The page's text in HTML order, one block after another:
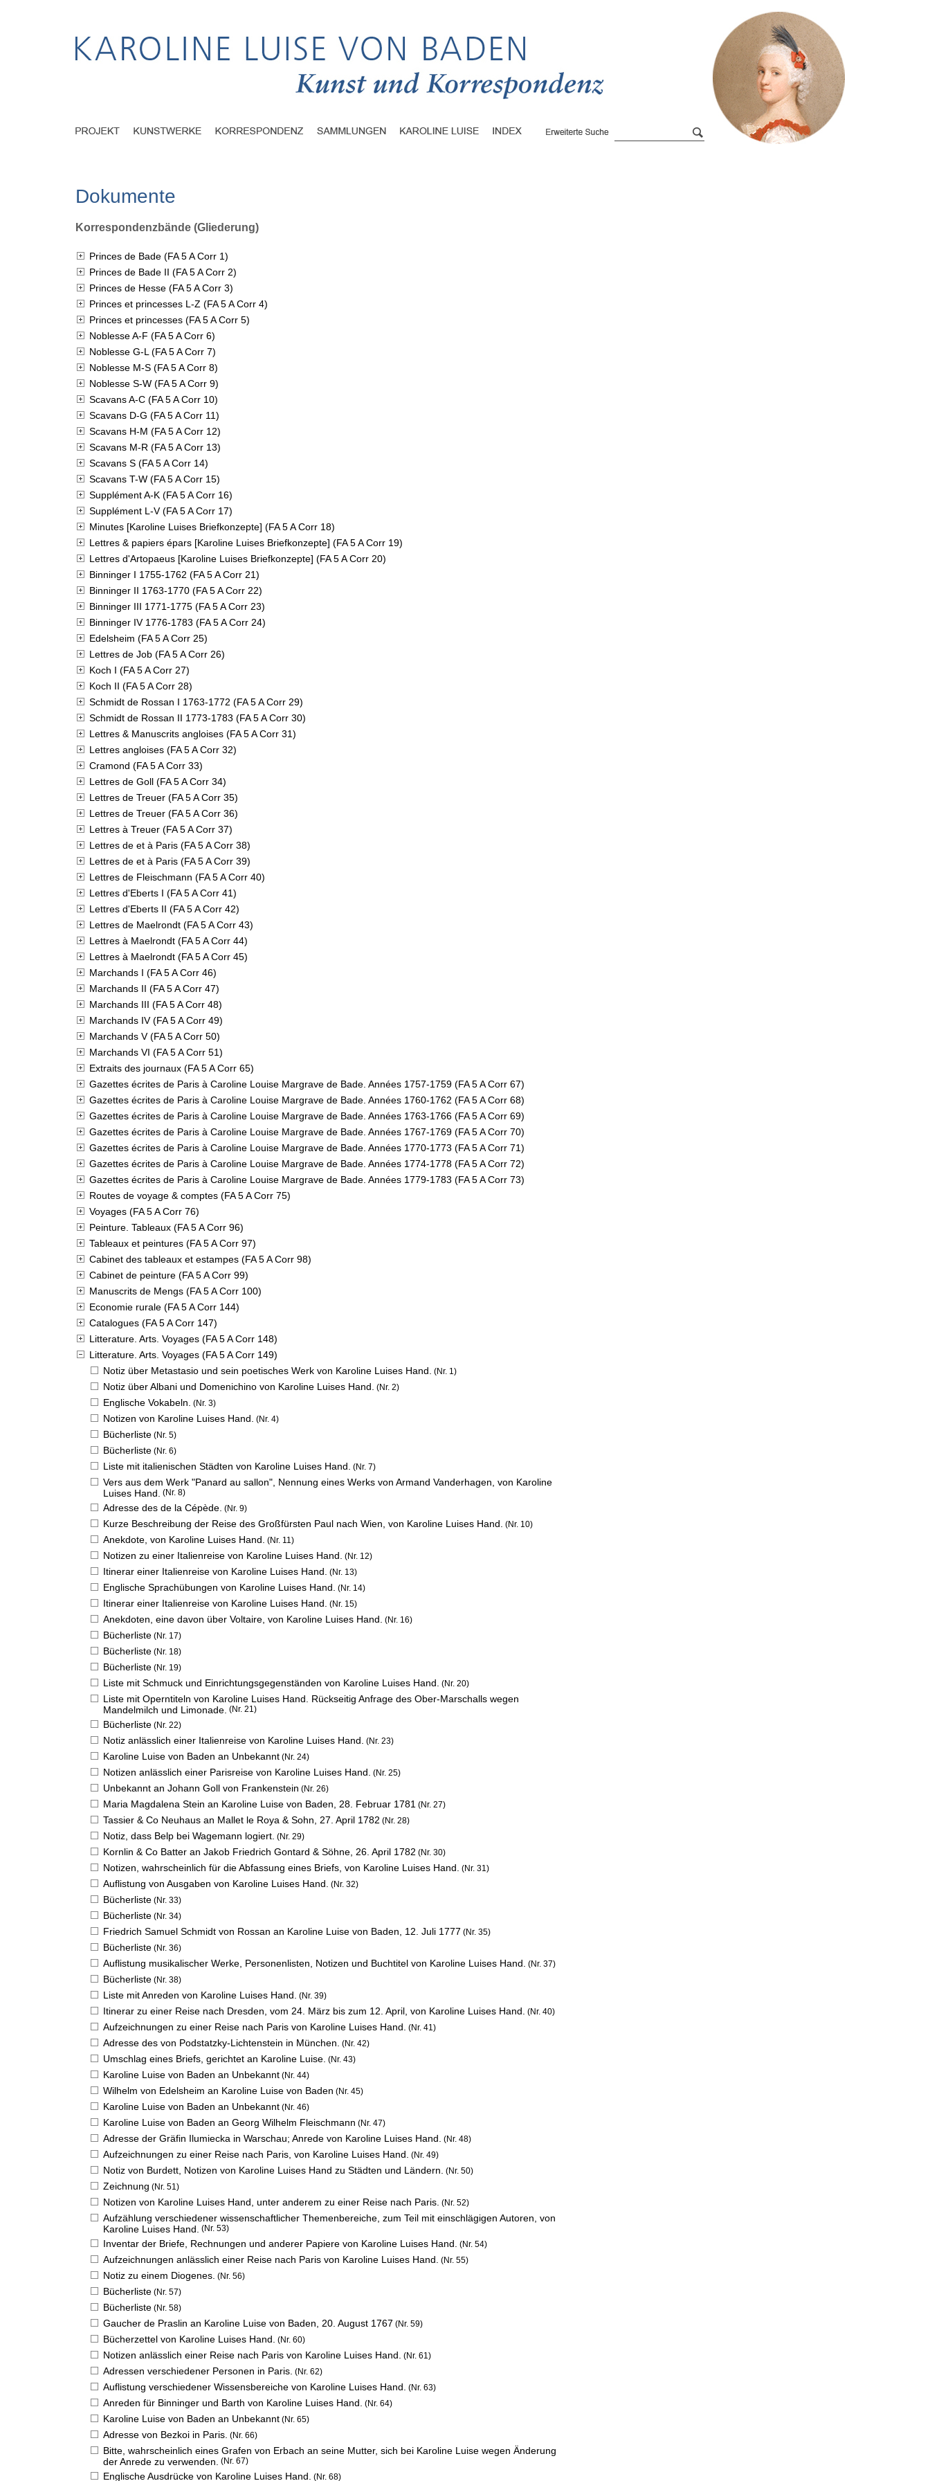
Dokumente
Korrespondenzbände (Gliederung)
Princes de Bade (FA 5 A Corr 1)
Princes de Bade II (FA 5 A Corr 2)
Princes de Hesse (FA 5 A Corr 3)
Princes et princesses L-Z (FA 5 A Corr 4)
Princes et princesses (FA 5 A Corr 5)
Noblesse A-F (FA 5 A Corr 6)
Noblesse G-L (FA 5 A Corr 7)
Noblesse M-S (FA 5 A Corr 8)
Noblesse S-W (FA 5 A Corr 9)
Scavans A-C (FA 5 A Corr 10)
Scavans D-G (FA 5 A Corr 11)
Scavans H-M (FA 5 A Corr 12)
Scavans M-R (FA 5 A Corr 13)
Scavans S (FA 5 A Corr 14)
Scavans T-W (FA 5 A Corr 15)
Supplément A-K (FA 5 A Corr 16)
Supplément L-V (FA 5 A Corr 17)
Minutes [Karoline Luises Briefkonzepte] (FA 5 A Corr 18)
Lettres & papiers épars [Karoline Luises Briefkonzepte] (FA 5 A Corr 19)
Lettres d'Artopaeus [Karoline Luises Briefkonzepte] (FA 5 A Corr 20)
Binninger I 1755-1762 (FA 5 A Corr 21)
Binninger II 1763-1770 (FA 5 A Corr 22)
Binninger III 1771-1775 (FA 5 A Corr 23)
Binninger IV 1776-1783 (FA 5 A Corr 24)
Edelsheim (FA 5 A Corr 25)
Lettres de Job (FA 5 A Corr 26)
Koch I (FA 5 A Corr 27)
Koch II (FA 5 A Corr 28)
Schmidt de Rossan I 1763-1772 (FA 5 A Corr 29)
Schmidt de Rossan II 1773-1783 (FA 5 A Corr 30)
Lettres & Manuscrits angloises (FA 5 A Corr 31)
Lettres angloises (FA 5 A Corr 32)
Cramond (FA 5 A Corr 33)
Lettres de Goll (FA 5 A Corr 34)
Lettres de Treuer (FA 5 A Corr 35)
Lettres de Treuer (FA 5 A Corr 36)
Lettres à Treuer (FA 5 A Corr 37)
Lettres de et à Paris (FA 5 A Corr 38)
Lettres de et à Paris (FA 5 A Corr 39)
Lettres de Fleischmann (FA 5 A Corr 40)
Lettres d'Eberts I (FA 5 A Corr 41)
Lettres d'Eberts II (FA 5 A Corr 42)
Lettres de Maelrondt (FA 5 A Corr 43)
Lettres à Maelrondt (FA 5 A Corr 44)
Lettres à Maelrondt (FA 5 A Corr 45)
Marchands I (FA 5 A Corr 46)
Marchands II (FA 5 A Corr 47)
Marchands III (FA 5 A Corr 48)
Marchands IV (FA 5 A Corr 49)
Marchands V (FA 5 A Corr 50)
Marchands VI (FA 5 A Corr 51)
Extraits des journaux (FA 5 A Corr 65)
Gazettes écrites de Paris à Caroline Louise Margrave de Bade. Années 1757-1759 (FA 5 A Corr 67)
Gazettes écrites de Paris à Caroline Louise Margrave de Bade. Années 1760-1762 (FA 5 A Corr 68)
Gazettes écrites de Paris à Caroline Louise Margrave de Bade. Années 1763-1766 (FA 5 A Corr 69)
Gazettes écrites de Paris à Caroline Louise Margrave de Bade. Années 1767-1769 (FA 5 A Corr 70)
Gazettes écrites de Paris à Caroline Louise Margrave de Bade. Années 1770-1773 (FA 5 A Corr 71)
Gazettes écrites de Paris à Caroline Louise Margrave de Bade. Années 1774-1778 (FA 5 A Corr 72)
Gazettes écrites de Paris à Caroline Louise Margrave de Bade. Années 1779-1783 (FA 5 A Corr 73)
Routes de voyage & comptes (FA 5 A Corr 75)
Voyages (FA 5 A Corr 76)
Peinture. Tableaux (FA 5 A Corr 96)
Tableaux et peintures (FA 5 A Corr 97)
Cabinet des tableaux et estampes (FA 5 A Corr 98)
Cabinet de peinture (FA 5 A Corr 99)
Manuscrits de Mengs (FA 5 A Corr 100)
Economie rurale (FA 5 A Corr 144)
Catalogues (FA 5 A Corr 147)
Litterature. Arts. Voyages (FA 5 A Corr 148)
Litterature. Arts. Voyages (FA 5 A Corr 149)
Notiz über Metastasio und sein poetisches Werk von Karoline Luises Hand. (Nr. 1)
Notiz über Albani und Domenichino von Karoline Luises Hand. (Nr. 2)
Englische Vokabeln. (Nr. 3)
Notizen von Karoline Luises Hand. (Nr. 4)
Bücherliste (Nr. 5)
Bücherliste (Nr. 6)
Liste mit italienischen Städten von Karoline Luises Hand. (Nr. 7)
Vers aus dem Werk "Panard au sallon", Nennung eines Werks von Armand Vanderhagen, von Karoline
Luises Hand. (Nr. 8)
Adresse des de la Cépède. (Nr. 9)
Kurze Beschreibung der Reise des Großfürsten Paul nach Wien, von Karoline Luises Hand. (Nr. 10)
Anekdote, von Karoline Luises Hand. (Nr. 11)
Notizen zu einer Italienreise von Karoline Luises Hand. (Nr. 12)
Itinerar einer Italienreise von Karoline Luises Hand. (Nr. 13)
Englische Sprachübungen von Karoline Luises Hand. (Nr. 14)
Itinerar einer Italienreise von Karoline Luises Hand. (Nr. 15)
Anekdoten, eine davon über Voltaire, von Karoline Luises Hand. (Nr. 16)
Bücherliste (Nr. 17)
Bücherliste (Nr. 18)
Bücherliste (Nr. 19)
Liste mit Schmuck und Einrichtungsgegenständen von Karoline Luises Hand. (Nr. 20)
Liste mit Operntiteln von Karoline Luises Hand. Rückseitig Anfrage des Ober-Marschalls wegen
Mandelmilch und Limonade. (Nr. 21)
Bücherliste (Nr. 22)
Notiz anlässlich einer Italienreise von Karoline Luises Hand. (Nr. 23)
Karoline Luise von Baden an Unbekannt (Nr. 24)
Notizen anlässlich einer Parisreise von Karoline Luises Hand. (Nr. 25)
Unbekannt an Johann Goll von Frankenstein (Nr. 26)
Maria Magdalena Stein an Karoline Luise von Baden, 28. Februar 1781 (Nr. 27)
Tassier & Co Neuhaus an Mallet le Roya & Sohn, 27. April 1782 (Nr. 28)
Notiz, dass Belp bei Wagemann logiert. (Nr. 29)
Kornlin & Co Batter an Jakob Friedrich Gontard & Söhne, 26. April 1782 (Nr. 30)
Notizen, wahrscheinlich für die Abfassung eines Briefs, von Karoline Luises Hand. (Nr. 31)
Auflistung von Ausgaben von Karoline Luises Hand. (Nr. 32)
Bücherliste (Nr. 33)
Bücherliste (Nr. 34)
Friedrich Samuel Schmidt von Rossan an Karoline Luise von Baden, 12. Juli 1777 (Nr. 35)
Bücherliste (Nr. 36)
Auflistung musikalischer Werke, Personenlisten, Notizen und Buchtitel von Karoline Luises Hand. (Nr. 37)
Bücherliste (Nr. 38)
Liste mit Anreden von Karoline Luises Hand. (Nr. 39)
Itinerar zu einer Reise nach Dresden, vom 24. März bis zum 12. April, von Karoline Luises Hand. (Nr. 40)
Aufzeichnungen zu einer Reise nach Paris von Karoline Luises Hand. (Nr. 41)
Adresse des von Podstatzky-Lichtenstein in München. (Nr. 42)
Umschlag eines Briefs, gerichtet an Karoline Luise. (Nr. 43)
Karoline Luise von Baden an Unbekannt (Nr. 44)
Wilhelm von Edelsheim an Karoline Luise von Baden (Nr. 45)
Karoline Luise von Baden an Unbekannt (Nr. 46)
Karoline Luise von Baden an Georg Wilhelm Fleischmann (Nr. 47)
Adresse der Gräfin Ilumiecka in Warschau; Anrede von Karoline Luises Hand. (Nr. 48)
Aufzeichnungen zu einer Reise nach Paris, von Karoline Luises Hand. (Nr. 49)
Notiz von Burdett, Notizen von Karoline Luises Hand zu Städten und Ländern. (Nr. 50)
Zeichnung (Nr. 51)
Notizen von Karoline Luises Hand, unter anderem zu einer Reise nach Paris. (Nr. 52)
Aufzählung verschiedener wissenschaftlicher Themenbereiche, zum Teil mit einschlägigen Autoren, von
Karoline Luises Hand. (Nr. 53)
Inventar der Briefe, Rechnungen und anderer Papiere von Karoline Luises Hand. (Nr. 54)
Aufzeichnungen anlässlich einer Reise nach Paris von Karoline Luises Hand. (Nr. 55)
Notiz zu einem Diogenes. (Nr. 56)
Bücherliste (Nr. 57)
Bücherliste (Nr. 58)
Gaucher de Praslin an Karoline Luise von Baden, 20. August 1767 (Nr. 59)
Bücherzettel von Karoline Luises Hand. (Nr. 60)
Notizen anlässlich einer Reise nach Paris von Karoline Luises Hand. (Nr. 61)
Adressen verschiedener Personen in Paris. (Nr. 62)
Auflistung verschiedener Wissensbereiche von Karoline Luises Hand. (Nr. 63)
Anreden für Binninger und Barth von Karoline Luises Hand. (Nr. 64)
Karoline Luise von Baden an Unbekannt (Nr. 65)
Adresse von Bezkoi in Paris. (Nr. 66)
Bitte, wahrscheinlich eines Grafen von Erbach an seine Mutter, sich bei Karoline Luise wegen Änderung
der Anrede zu verwenden. (Nr. 67)
Englische Ausdrücke von Karoline Luises Hand. (Nr. 68)